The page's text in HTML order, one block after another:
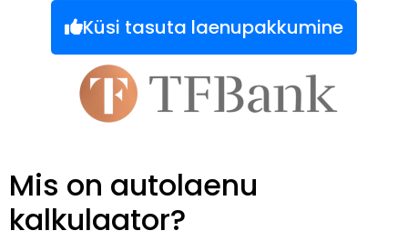
Küsi tasuta laenupakkumine
Mis on autolaenu
kalkulaator?